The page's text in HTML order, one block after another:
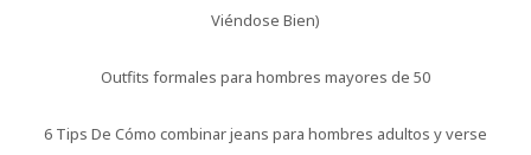
Viéndose Bien)
Outfits formales para hombres mayores de 50
6 Tips De Cómo combinar jeans para hombres adultos y verse